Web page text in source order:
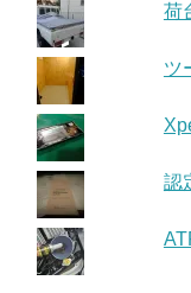
荷
ツ
認